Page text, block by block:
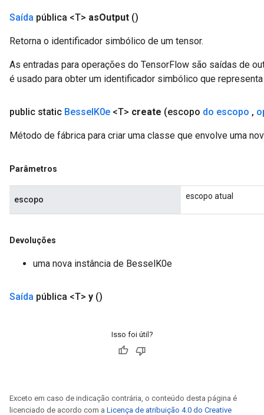
Saída pública <T> asOutput ()
Retorna o identificador simbólico de um tensor.
As entradas para operações do TensorFlow são saídas de
é usado para obter um identificador simbólico que
public static BesselK0e <T> create (escopo do escopo ,
Método de fábrica para criar uma classe que envolve uma
Parâmetros
escopo escopo atual
Devoluções
uma nova instância de BesselK0e
Saída pública <T> y ()
Isso foi útil?
Exceto em caso de indicação contrária, o conteúdo desta página é
licenciado de acordo com a Licença de atribuição 4.0 do Creative